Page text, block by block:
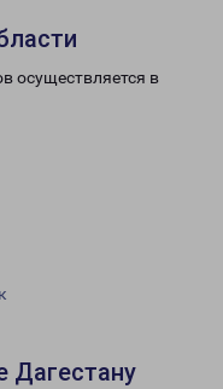
осуществляется в
Дагестану